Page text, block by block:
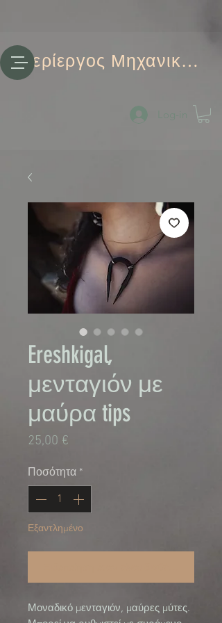
Περίεργος Μηχανικός
Log-in
Ereshkigal,
μενταγιόν με
μαύρα tips
25,00 €
Ποσότητα *
Εξαντλημένο
Μοναδικό μενταγιόν, μαύρες μύτες.